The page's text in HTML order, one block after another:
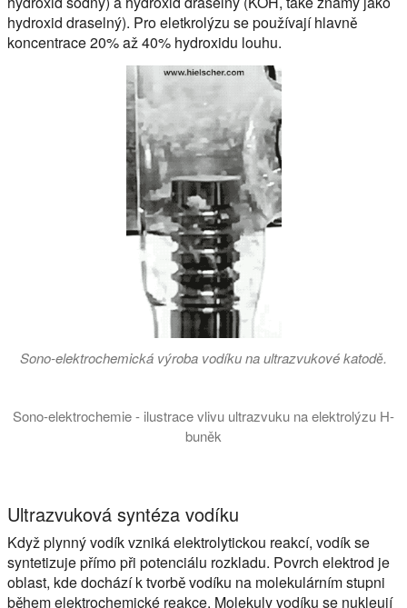
hydroxid draselný). Pro eletkrolýzu se používají hlavně
koncentrace 20% až 40% hydroxidu louhu.
Sono-elektrochemická výroba vodíku na ultrazvukové katodě.
Sono-elektrochemie - ilustrace vlivu ultrazvuku na elektrolýzu H-
buněk
Ultrazvuková syntéza vodíku
Když plynný vodík vzniká elektrolytickou reakcí, vodík se
syntetizuje přímo při potenciálu rozkladu. Povrch elektrod je
oblast, kde dochází k tvorbě vodíku na molekulárním stupni
během elektrochemické reakce. Molekuly vodíku se nukleují